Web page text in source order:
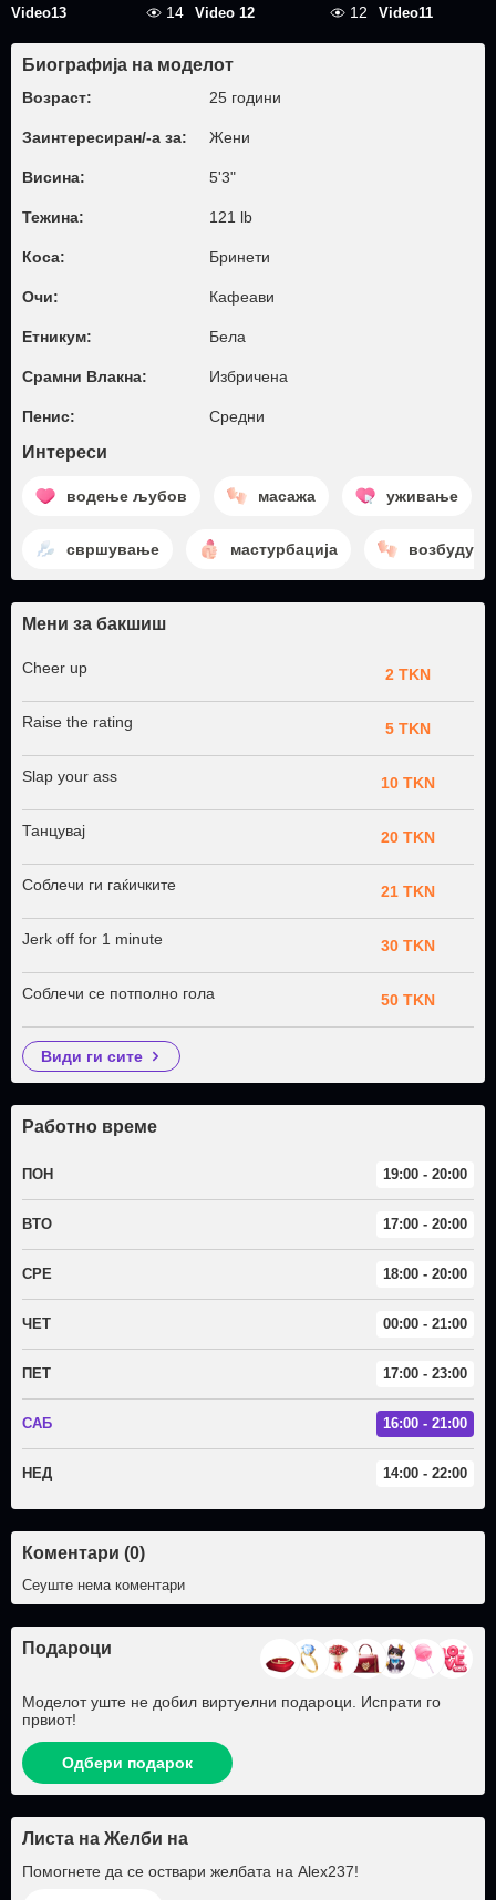
Video13 14 Video 12 12 Video11
Биографија на моделот
Возраст: 25 години
Заинтересиран/-а за: Жени
Висина: 5'3"
Тежина: 121 lb
Коса: Бринети
Очи: Кафеави
Етникум: Бела
Срамни Влакна: Избричена
Пенис: Средни
Интереси
водење љубов масажа уживање
свршување мастурбација
Мени за бакшиш
Cheer up 2 TKN
Raise the rating 5 TKN
Slap your ass 10 TKN
Танцувај 20 TKN
Соблечи ги гаќичките 21 TKN
Jerk off for 1 minute 30 TKN
Соблечи се потполно гола 50 TKN
види ги сите
Работно време
ПОН 19:00 - 20:00
ВТО 17:00 - 20:00
СРЕ 18:00 - 20:00
ЧЕТ 00:00 - 21:00
ПЕТ 17:00 - 23:00
САБ 16:00 - 21:00
НЕД 14:00 - 22:00
Коментари (0)
Сеуште нема коментари
Подароци
Моделот уште не добил виртуелни подароци. Испрати го
првиот!
Одбери подарок
Листа на Желби на
Помогнете да се оствари желбата на Alex237!